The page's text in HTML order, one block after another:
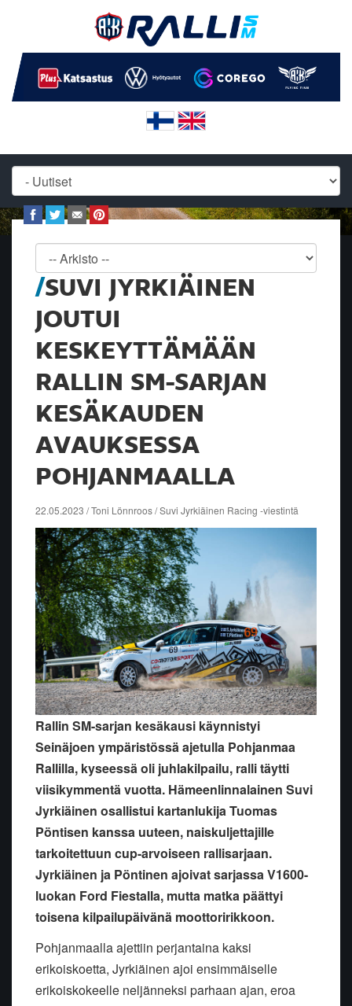
SUVI JYRKIÄINEN
JOUTUI
KESKEYTTÄMÄÄN
RALLIN SM-SARJAN
KESÄKAUDEN
AVAUKSESSA
POHJANMAALLA
22.05.2023 / Toni Lönnroos / Suvi Jyrkiäinen Racing -viestintä
Rallin SM-sarjan kesäkausi käynnistyi
Seinäjoen ympäristössä ajetulla Pohjanmaa
Rallilla, kyseessä oli juhlakilpailu, ralli täytti
viisikymmentä vuotta. Hämeenlinnalainen Suvi
Jyrkiäinen osallistui kartanlukija Tuomas
Pöntisen kanssa uuteen, naiskuljettajille
tarkoitettuun cup-arvoiseen rallisarjaan.
Jyrkiäinen ja Pöntinen ajoivat sarjassa V1600-
luokan Ford Fiestalla, mutta matka päättyi
toisena kilpailupäivänä moottoririkkoon.
Pohjanmaalla ajettiin perjantaina kaksi
erikoiskoetta, Jyrkiäinen ajoi ensimmäiselle
erikoiskokeelle neljänneksi parhaan ajan, eroa